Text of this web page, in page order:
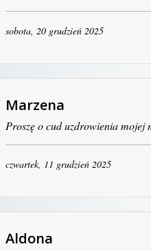
sobota, 20 grudzień 2025
Marzena
Proszę o cud uzdrowienia mojej
czwartek, 11 grudzień 2025
Aldona